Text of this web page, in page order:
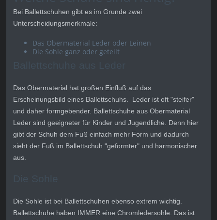
Bei Ballettschuhen gibt es im Grunde zwei
Unterscheidungsmerkmale:
Das Obermaterial Leder oder Leinen
Die Sohle ganz oder geteilt
Das Obermaterial hat großen Einfluß auf das
Erscheinungsbild eines Ballettschuhs. Leder ist oft "steifer"
und daher formgebender. Ballettschuhe aus Obermaterial
Leder sind geeigneter für Kinder und Jugendliche. Denn hier
gibt der Schuh dem Fuß einfach mehr Form und dadurch
sieht der Fuß im Ballettschuh "geformter" und harmonischer
aus.
Die Sohle ist bei Ballettschuhen ebenso extrem wichtig.
Ballettschuhe haben IMMER eine Chromledersohle. Das ist